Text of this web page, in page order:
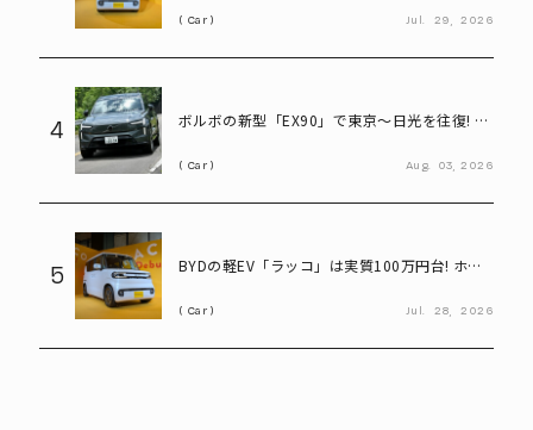
Car Jul. 29, 2026
4
ボルボの新型「EX90」で東京～日光を往復! い
Car Aug. 03, 2026
5
BYDの軽EV「ラッコ」は実質100万円台! ホン
Car Jul. 28, 2026